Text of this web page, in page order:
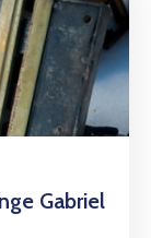
Gabriel